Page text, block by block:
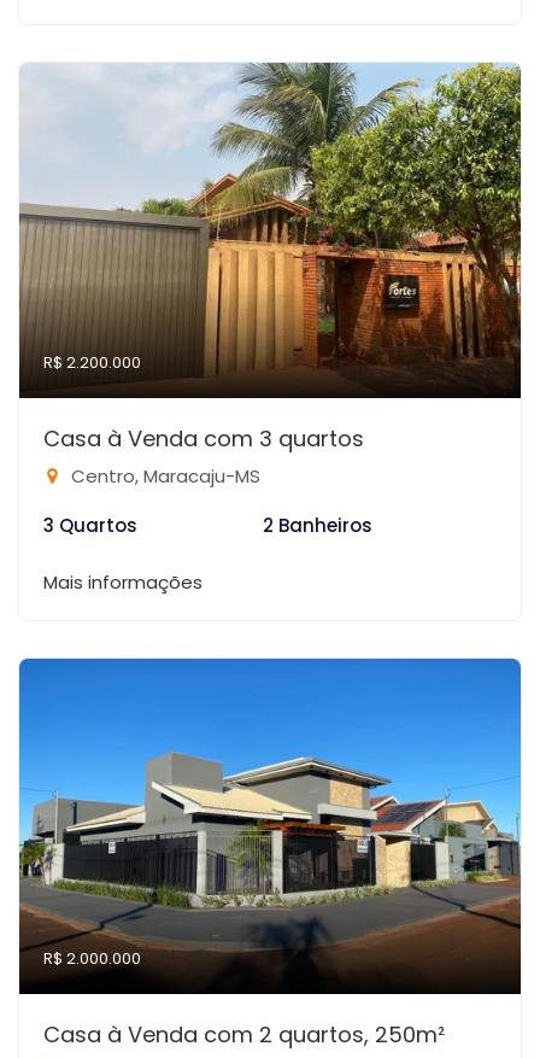
R$ 2.200.000
Casa à Venda com 3 quartos
Centro, Maracaju-MS
3 Quartos
2 Banheiros
Mais informações
R$ 2.000.000
Casa à Venda com 2 quartos, 250m²